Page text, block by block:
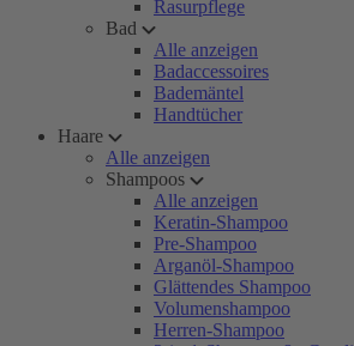
Rasurpflege
Bad
Alle anzeigen
Badaccessoires
Bademäntel
Handtücher
Haare
Alle anzeigen
Shampoos
Alle anzeigen
Keratin-Shampoo
Pre-Shampoo
Arganöl-Shampoo
Glättendes Shampoo
Volumenshampoo
Herren-Shampoo